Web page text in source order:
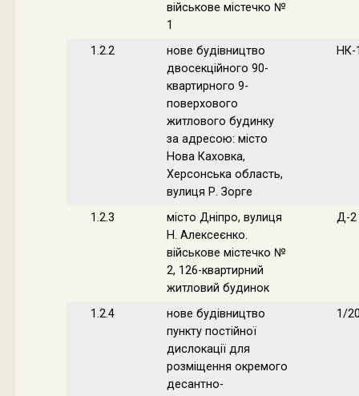
військове містечко №
1
1.2.2
нове будівництво
двосекційного 90-
квартирного 9-
поверхового
житлового будинку
за адресою: місто
Нова Каховка,
Херсонська область,
вулиця Р. Зорге
НК-
1.2.3
місто Дніпро, вулиця
Н. Алексеєнко.
військове містечко №
2, 126-квартирний
житловий будинок
Д-2
1.2.4
нове будівництво
пункту постійної
дислокації для
розміщення окремого
десантно-
1/